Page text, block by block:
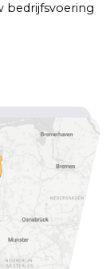
bedrijfsvoering